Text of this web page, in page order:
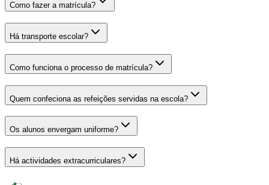
Como fazer a matrícula?
Há transporte escolar?
Como funciona o processo de matrícula?
Quem confeciona as refeições servidas na escola?
Os alunos envergam uniforme?
Há actividades extracurriculares?